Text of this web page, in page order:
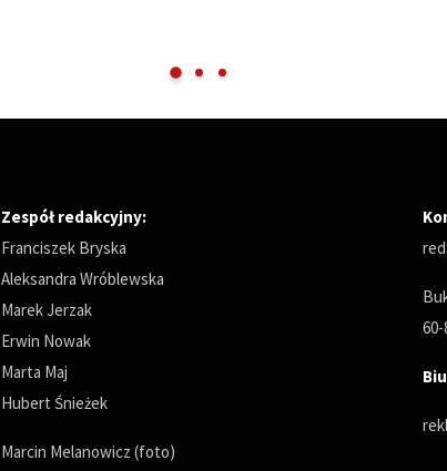
Zespół redakcyjny:
Franciszek Bryska
Aleksandra Wróblewska
Marek Jerzak
Erwin Nowak
Marta Maj
Hubert Śnieżek
Marcin Melanowicz (foto)